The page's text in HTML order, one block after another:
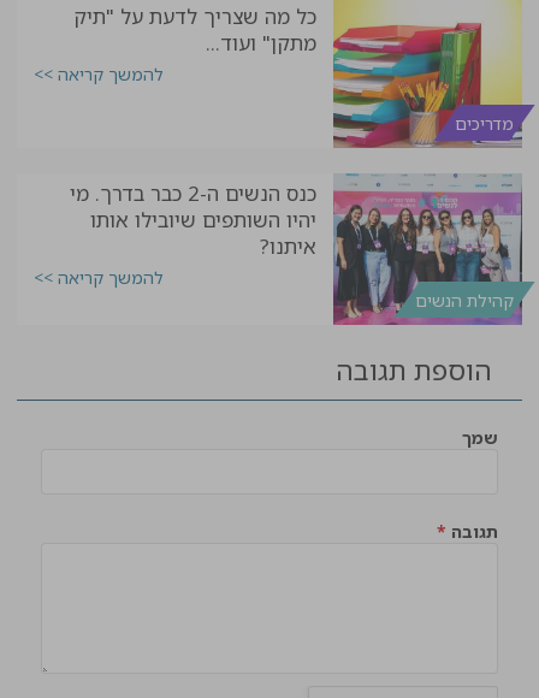
מדריכים
כל מה שצריך לדעת על "תיק
מתקן" ועוד...
להמשך קריאה >>
קהילת הנשים
כנס הנשים ה-2 כבר בדרך. מי
יהיו השותפים שיובילו אותו
איתנו?
להמשך קריאה >>
הוספת תגובה
שמך
תגובה *